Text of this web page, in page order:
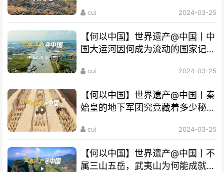
cui 2024-03-25
【何以中国】世界遗产@中国丨中
国大运河因何成为流动的国家记
cui 2024-03-25
【何以中国】世界遗产@中国丨秦
始皇的地下军团究竟藏着多少秘
cui 2024-03-25
【何以中国】世界遗产@中国丨不
属三山五岳，武夷山为何能成就